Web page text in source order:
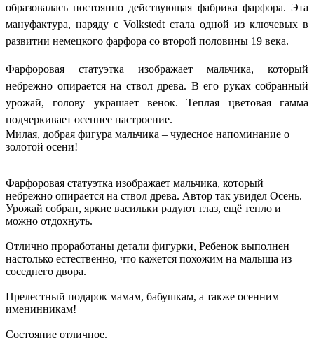
образовалась постоянно действующая фабрика фарфора. Эта
мануфактура, наряду с Volkstedt стала одной из ключевых в
развитии немецкого фарфора со второй половины 19 века.
Фарфоровая статуэтка изображает мальчика, который
небрежно опирается на ствол древа. В его руках собранный
урожай, голову украшает венок. Теплая цветовая гамма
подчеркивает осеннее настроение.
Милая, добрая фигура мальчика – чудесное напоминание о
золотой осени!
Фарфоровая статуэтка изображает мальчика, который
небрежно опирается на ствол древа. Автор так увидел Осень.
Урожай собран, яркие васильки радуют глаз, ещё тепло и
можно отдохнуть.
Отлично проработаны детали фигурки, Ребенок выполнен
настолько естественно, что кажется похожим на малыша из
соседнего двора.
Прелестный подарок мамам, бабушкам, а также осенним
именинникам!
Состояние отличное.